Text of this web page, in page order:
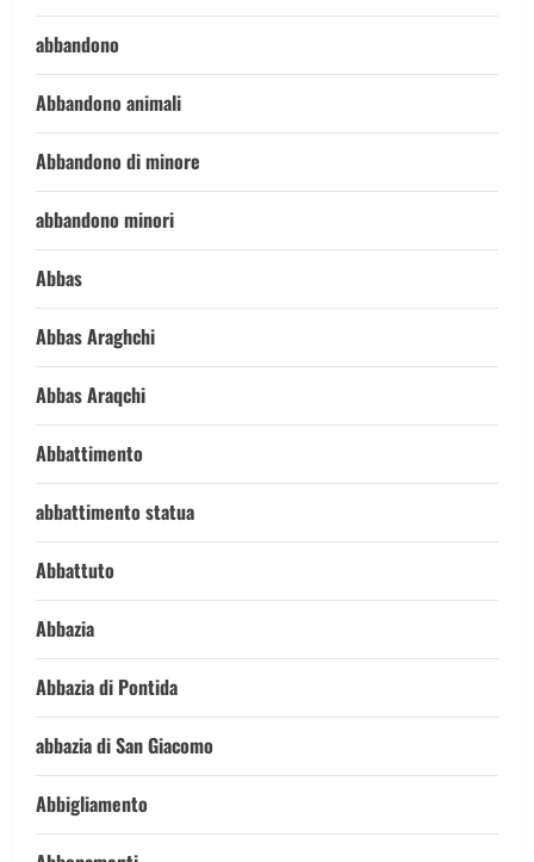
abbandono
Abbandono animali
Abbandono di minore
abbandono minori
Abbas
Abbas Araghchi
Abbas Araqchi
Abbattimento
abbattimento statua
Abbattuto
Abbazia
Abbazia di Pontida
abbazia di San Giacomo
Abbigliamento